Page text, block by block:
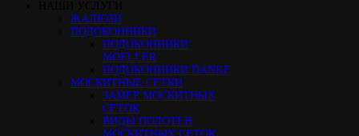
ЖАЛЮЗИ
ПОДОКОННИКИ
ПОДОКОННИКИ
MOELLER
ПОДОКОННИКИ DANKE
МОСКИТНЫЕ СЕТКИ
ЗАМЕР МОСКИТНЫХ
СЕТОК
ВИДЫ ПОЛОТЕН